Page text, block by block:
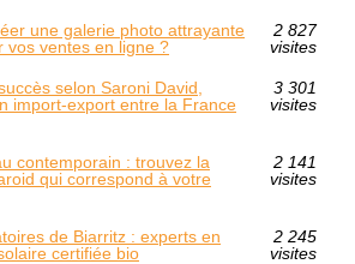
une galerie photo attrayante
vos ventes en ligne ?
2 827
visites
selon Saroni David,
import-export entre la France
3 301
visites
contemporain : trouvez la
qui correspond à votre
2 141
visites
de Biarritz : experts en
certifiée bio
2 245
visites